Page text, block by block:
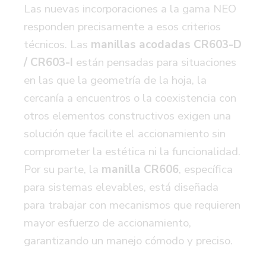
Las nuevas incorporaciones a la gama NEO
responden precisamente a esos criterios
técnicos. Las manillas acodadas CR603-D
/ CR603-I están pensadas para situaciones
en las que la geometría de la hoja, la
cercanía a encuentros o la coexistencia con
otros elementos constructivos exigen una
solución que facilite el accionamiento sin
comprometer la estética ni la funcionalidad.
Por su parte, la manilla CR606, específica
para sistemas elevables, está diseñada
para trabajar con mecanismos que requieren
mayor esfuerzo de accionamiento,
garantizando un manejo cómodo y preciso.